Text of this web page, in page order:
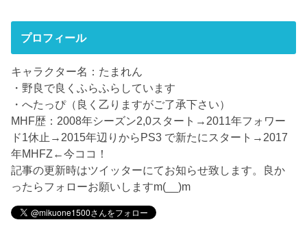
プロフィール
キャラクター名：たまれん
・野良で良くふらふらしています
・へたっぴ（良く乙りますがご了承下さい）
MHF歴：2008年シーズン2,0スタート→2011年フォワー
ド1休止→2015年辺りからPS3 で新たにスタート→2017
年MHFZ←今ココ！
記事の更新時はツイッターにてお知らせ致します。良か
ったらフォローお願いしますm(__)m